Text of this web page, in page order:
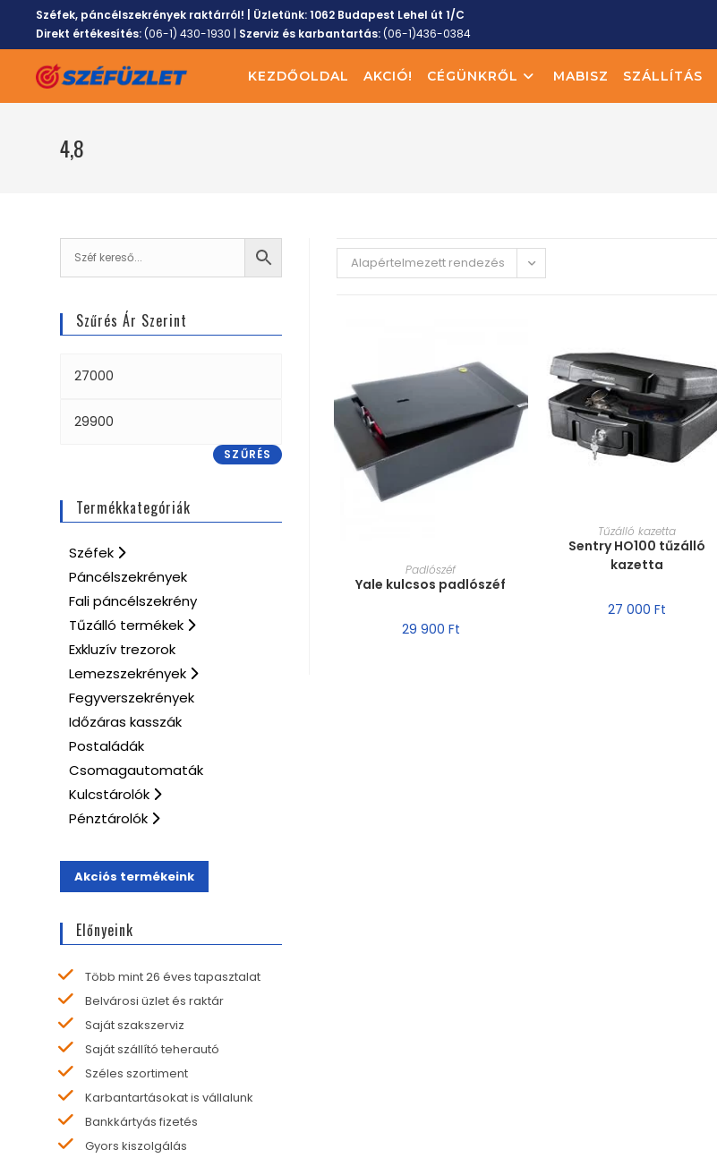
Széfek, páncélszekrények raktárról! | Üzletünk:1062 Budapest Lehel út 1/C
Direkt értékesítés:(06-1) 430-1930 | Szerviz és karbantartás:(06-1)436-0384
KEZDŐOLDAL AKCIÓ! CÉGÜNKRŐL MABISZ SZÁLLÍTÁS
4,8
Alapértelmezett rendezés
MÉRET VÁLASZTÁSA
Padlószéf
Yale kulcsos padlószéf
29 900 Ft
MÉRET VÁLASZTÁSA
Tűzálló kazetta
Sentry HO100 tűzálló
kazetta
27 000Ft
Szűrés Ár Szerint
SZŰRÉS
Termékkategóriák
Széfek
Páncélszekrények
Fali páncélszekrény
Tűzálló termékek
Exkluzív trezorok
Lemezszekrények
Fegyverszekrények
Időzáras kasszák
Postaládák
Csomagautomaták
Kulcstárolók
Pénztárolók
Akciós termékeink
Előnyeink
Több mint 26 éves tapasztalat
Belvárosi üzlet és raktár
Saját szakszerviz
Saját szállító teherautó
Széles szortiment
Karbantartásokat is vállalunk
Bankkártyás fizetés
Gyors kiszolgálás